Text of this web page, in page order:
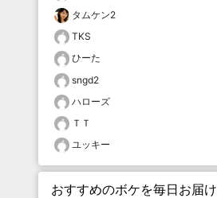
タムケン2
TKS
ひーた
sngd2
ハローズ
ＴＴ
ユッキー
おすすめのボケを毎日お届け